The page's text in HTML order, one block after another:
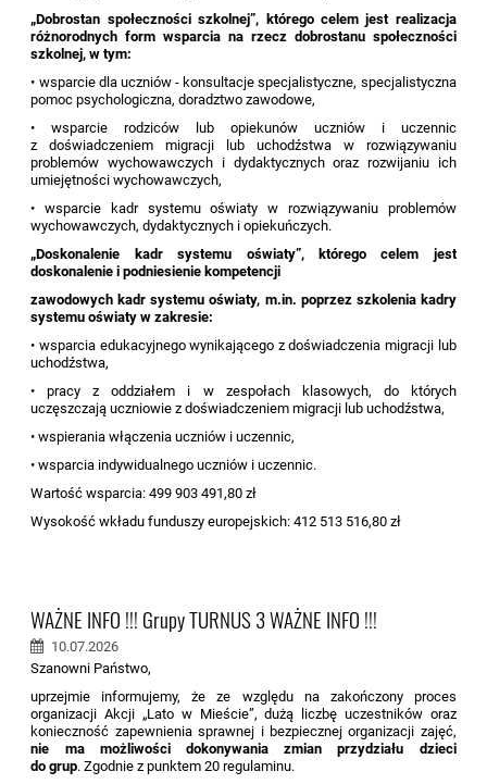
„Dobrostan społeczności szkolnej”, którego celem jest realizacja
różnorodnych form wsparcia na rzecz dobrostanu społeczności
szkolnej, w tym:
• wsparcie dla uczniów - konsultacje specjalistyczne, specjalistyczna
pomoc psychologiczna, doradztwo zawodowe,
• wsparcie rodziców lub opiekunów uczniów i uczennic
z doświadczeniem migracji lub uchodźstwa w rozwiązywaniu
problemów wychowawczych i dydaktycznych oraz rozwijaniu ich
umiejętności wychowawczych,
• wsparcie kadr systemu oświaty w rozwiązywaniu problemów
wychowawczych, dydaktycznych i opiekuńczych.
„Doskonalenie kadr systemu oświaty”, którego celem jest
doskonalenie i podniesienie kompetencji
zawodowych kadr systemu oświaty, m.in. poprzez szkolenia kadry
systemu oświaty w zakresie:
• wsparcia edukacyjnego wynikającego z doświadczenia migracji lub
uchodźstwa,
• pracy z oddziałem i w zespołach klasowych, do których
uczęszczają uczniowie z doświadczeniem migracji lub uchodźstwa,
• wspierania włączenia uczniów i uczennic,
• wsparcia indywidualnego uczniów i uczennic.
Wartość wsparcia: 499 903 491,80 zł
Wysokość wkładu funduszy europejskich: 412 513 516,80 zł
WAŻNE INFO !!! Grupy TURNUS 3 WAŻNE INFO !!!
10.07.2026
Szanowni Państwo,
uprzejmie informujemy, że ze względu na zakończony proces
organizacji Akcji „Lato w Mieście”, dużą liczbę uczestników oraz
konieczność zapewnienia sprawnej i bezpiecznej organizacji zajęć,
nie ma możliwości dokonywania zmian przydziału dzieci
do grup. Zgodnie z punktem 20 regulaminu.